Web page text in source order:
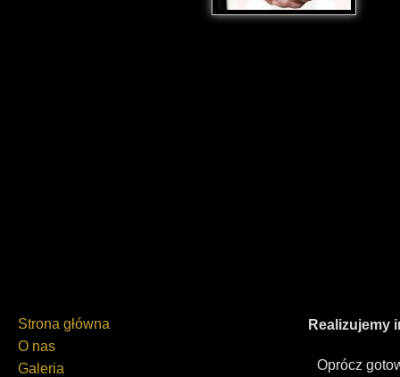
Strona główna
O nas
Galeria
Realizujemy
Oprócz